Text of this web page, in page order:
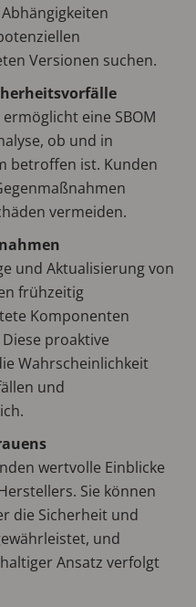
Versionen suchen.
eine SBOM
ob und in
betroffen ist. Kunden
vermeiden.
und Aktualisierung von
frühzeitig
Komponenten
proaktive
Wahrscheinlichkeit
und
wertvolle Einblicke
Sie können
die Sicherheit und
und
Ansatz verfolgt